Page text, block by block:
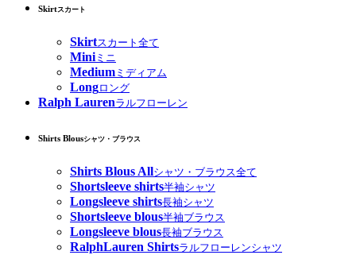
Skirtスカート
Skirtスカート全て
Miniミニ
Medium ミディアム
Longロング
Ralph Laurenラルフローレン
Shirts Blousシャツ・ブラウス
Shirts Blous Allシャツ・ブラウス全て
Shortsleeve shirts半袖シャツ
Longsleeve shirts長袖シャツ
Shortsleeve blous半袖ブラウス
Longsleeve blous長袖ブラウス
RalphLauren Shirtsラルフローレンシャツ